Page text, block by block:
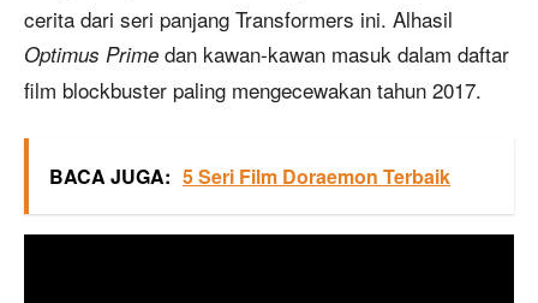
cerita dari seri panjang Transformers ini. Alhasil
Optimus Prime dan kawan-kawan masuk dalam daftar
film blockbuster paling mengecewakan tahun 2017.
BACA JUGA: 5 Seri Film Doraemon Terbaik